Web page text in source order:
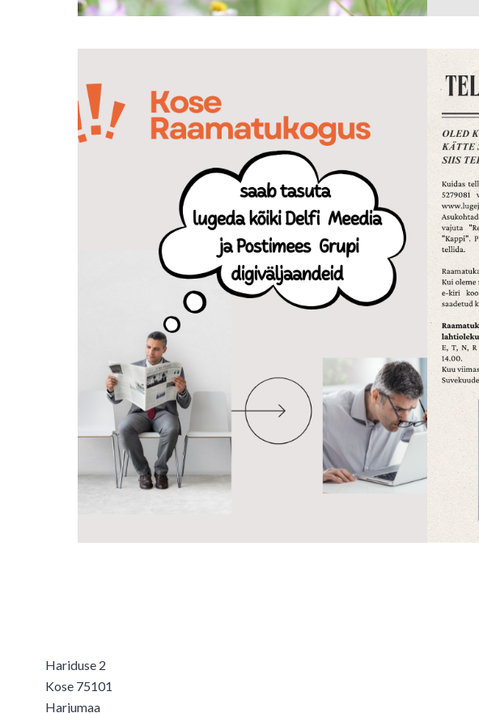
Hariduse 2
Kose 75101
Harjumaa